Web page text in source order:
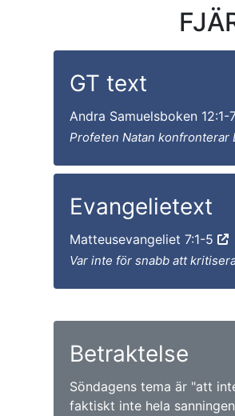
GT text
Andra Samuelsboken 12:1-
Profeten Natan konfronterar
Evangelietext
Matteusevangeliet 7:1-5
Var inte för snabb att
Betraktelse
Söndagens tema är "att
faktiskt inte hela